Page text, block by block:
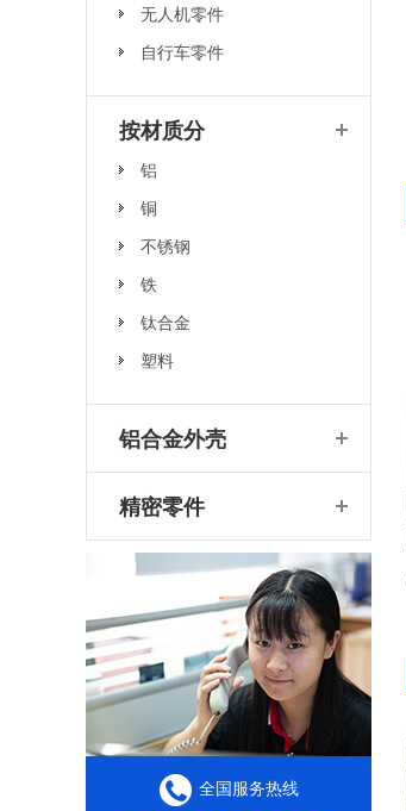
无人机零件
自行车零件
按材质分
铝
铜
不锈钢
铁
钛合金
塑料
铝合金外壳
精密零件
全国服务热线